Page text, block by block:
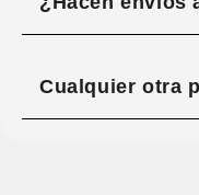
Cualquier otra